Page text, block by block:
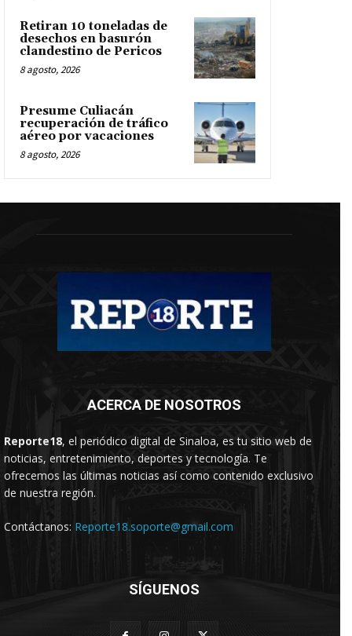
Retiran 10 toneladas de
desechos en basurón
clandestino de Pericos
8 agosto, 2026
Presume Culiacán
recuperación de tráfico
aéreo por vacaciones
8 agosto, 2026
ACERCA DE NOSOTROS
Reporte18, el periódico digital de Sinaloa, es tu sitio web de
noticias, entretenimiento, deportes y tecnología. Te
ofrecemos las últimas noticias así como contenido exclusivo
de nuestra región.
Contáctanos: Reporte18.soporte@gmail.com
SÍGUENOS